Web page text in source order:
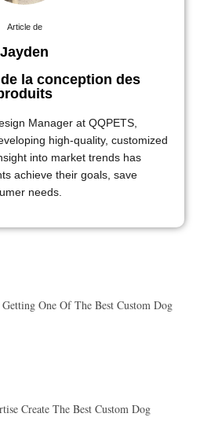
Article de
Jayden
la conception des
Manager at QQPETS,
high-quality, customized
into market trends has
achieve their goals, save
needs.
One Of The Best Custom Dog
Create The Best Custom Dog